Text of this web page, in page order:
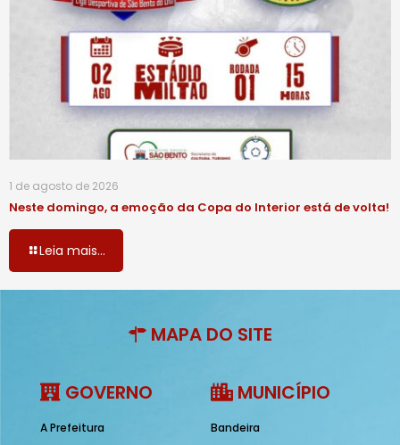
1 de agosto de 2026
Neste domingo, a emoção da Copa do Interior está de volta!
Leia mais...
MAPA DO SITE
GOVERNO
A Prefeitura
MUNICÍPIO
Bandeira